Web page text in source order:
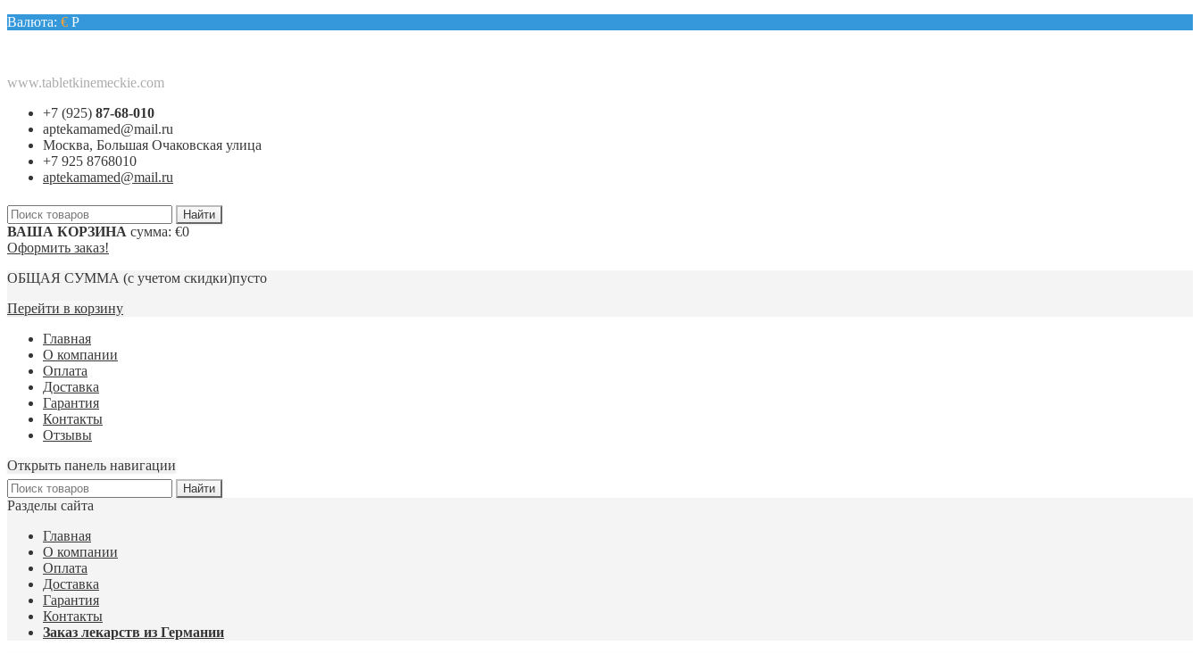
Валюта: € Р
www.tabletkinemeckie.com
+7 (925) 87-68-010
aptekamamed@mail.ru
Москва, Большая Очаковская улица
+7 925 8768010
aptekamamed@mail.ru
ВАША КОРЗИНА сумма: €0
Оформить заказ!
ОБЩАЯ СУММА (с учетом скидки)пусто
Перейти в корзину
Главная
О компании
Оплата
Доставка
Гарантия
Контакты
Отзывы
Открыть панель навигации
Разделы сайта
Главная
О компании
Оплата
Доставка
Гарантия
Контакты
Заказ лекарств из Германии